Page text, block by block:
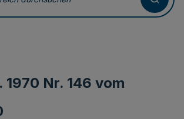
durchsuchen
1970 Nr. 146 vom